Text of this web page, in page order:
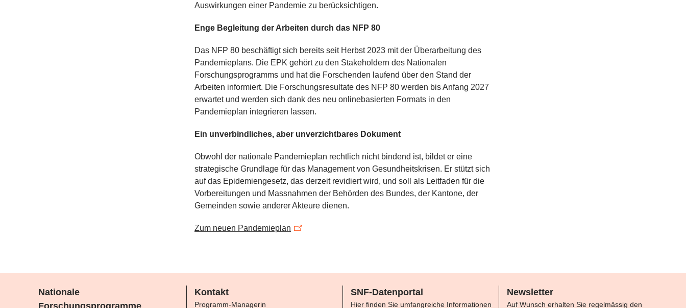
Auswirkungen einer Pandemie zu berücksichtigen.
Enge Begleitung der Arbeiten durch das NFP 80
Das NFP 80 beschäftigt sich bereits seit Herbst 2023 mit der Überarbeitung des
Pandemieplans. Die EPK gehört zu den Stakeholdern des Nationalen
Forschungsprogramms und hat die Forschenden laufend über den Stand der
Arbeiten informiert. Die Forschungsresultate des NFP 80 werden bis Anfang 2027
erwartet und werden sich dank des neu onlinebasierten Formats in den
Pandemieplan integrieren lassen.
Ein unverbindliches, aber unverzichtbares Dokument
Obwohl der nationale Pandemieplan rechtlich nicht bindend ist, bildet er eine
strategische Grundlage für das Management von Gesundheitskrisen. Er stützt sich
auf das Epidemiengesetz, das derzeit revidiert wird, und soll als Leitfaden für die
Vorbereitungen und Massnahmen der Behörden des Bundes, der Kantone, der
Gemeinden sowie anderer Akteure dienen.
Zum neuen Pandemieplan
Nationale
Kontakt
Programm-Managerin
SNF-Datenportal
Hier finden Sie umfangreiche Informationen
Newsletter
Auf Wunsch erhalten Sie regelmässig den